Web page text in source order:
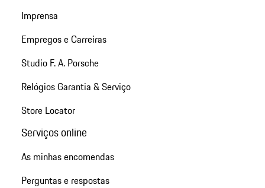
Imprensa
Empregos e Carreiras
Studio F. A. Porsche
Relógios Garantia & Serviço
Store Locator
Serviços online
As minhas encomendas
Perguntas e respostas